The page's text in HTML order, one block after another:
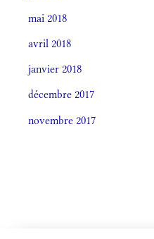
mai 2018
avril 2018
janvier 2018
décembre 2017
novembre 2017